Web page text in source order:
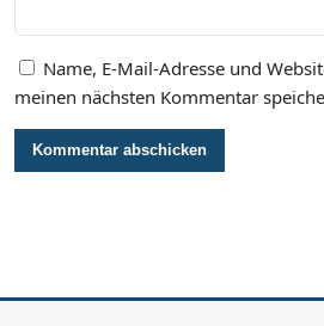
Name, E-Mail-Adresse und
meinen nächsten Kommentar